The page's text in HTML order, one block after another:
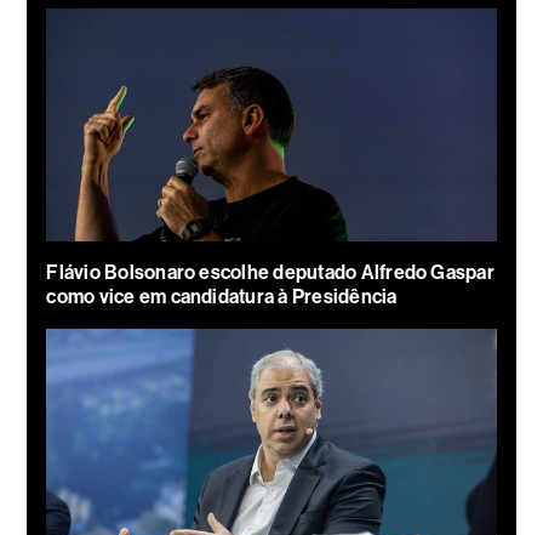
Flávio Bolsonaro escolhe deputado Alfredo Gaspar
como vice em candidatura à Presidência